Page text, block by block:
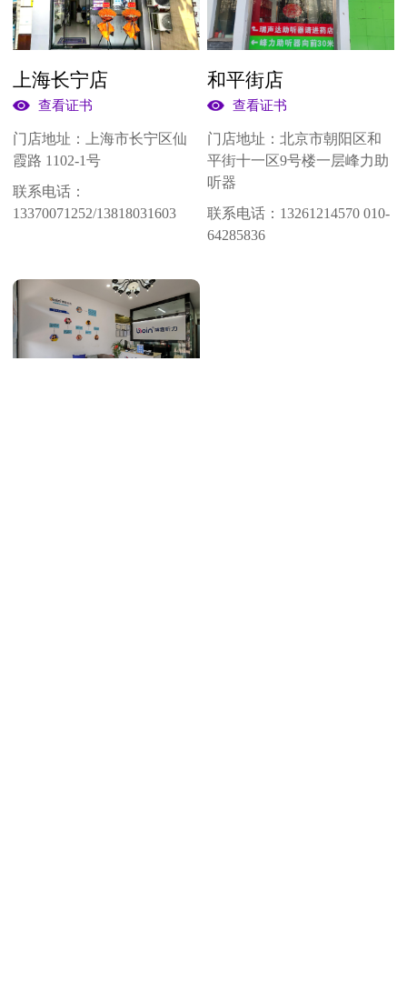
上海长宁店
查看证书
门店地址：
上海市长宁区仙
霞路 1102-1号
联系电话：
13370071252/13818031603
和平街店
查看证书
门店地址：北京市朝阳区和
平街十一区9号楼一层峰力助
听器
联系电话： 13261214570 010-
64285836